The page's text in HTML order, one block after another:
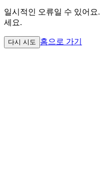
일시적인 오류일 수 있어요.
세요.
다시 시도 홈으로 가기